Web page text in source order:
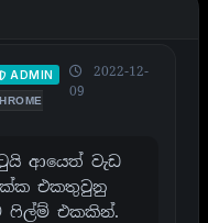
ADMIN
2022-12-
09
ආයෙත් වැඩ
එකතුවුනු
ෆිල්ම් එකකින්.